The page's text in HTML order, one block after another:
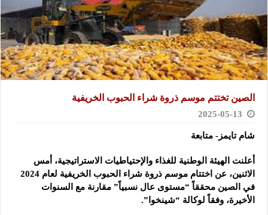
الصين تختتم موسم ذروة شراء الحبوب الخريفية
2025-05-13
شام تايمز- متابعة
أعلنت الهيئة الوطنية للغذاء والإحتياطيات الاستراتيجية، أمس
الاثنين، عن اختتام موسم ذروة شراء الحبوب الخريفية لعام 2024
في الصين محققاً “مستوى عال نسبياً” مقارنة مع السنوات
الأخيرة، وفقاً لوكالة “شينخوا”.